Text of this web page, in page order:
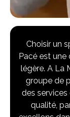
Choisir un
Pacé est une
légère. A La
groupe de
des
qualité,